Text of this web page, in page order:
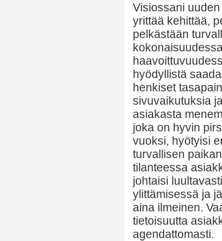
Visiossani
yrittää kehittää,
pelkästään
hyödyllistä
henkiset
sivuvaikutuksia
asiakasta
joka on hyvin
vuoksi, hyötyisi
turvallisen
tilanteessa
johtaisi
ylittämisessä ja
aina ilmeinen.
tietoisuutta
agendattomasti.